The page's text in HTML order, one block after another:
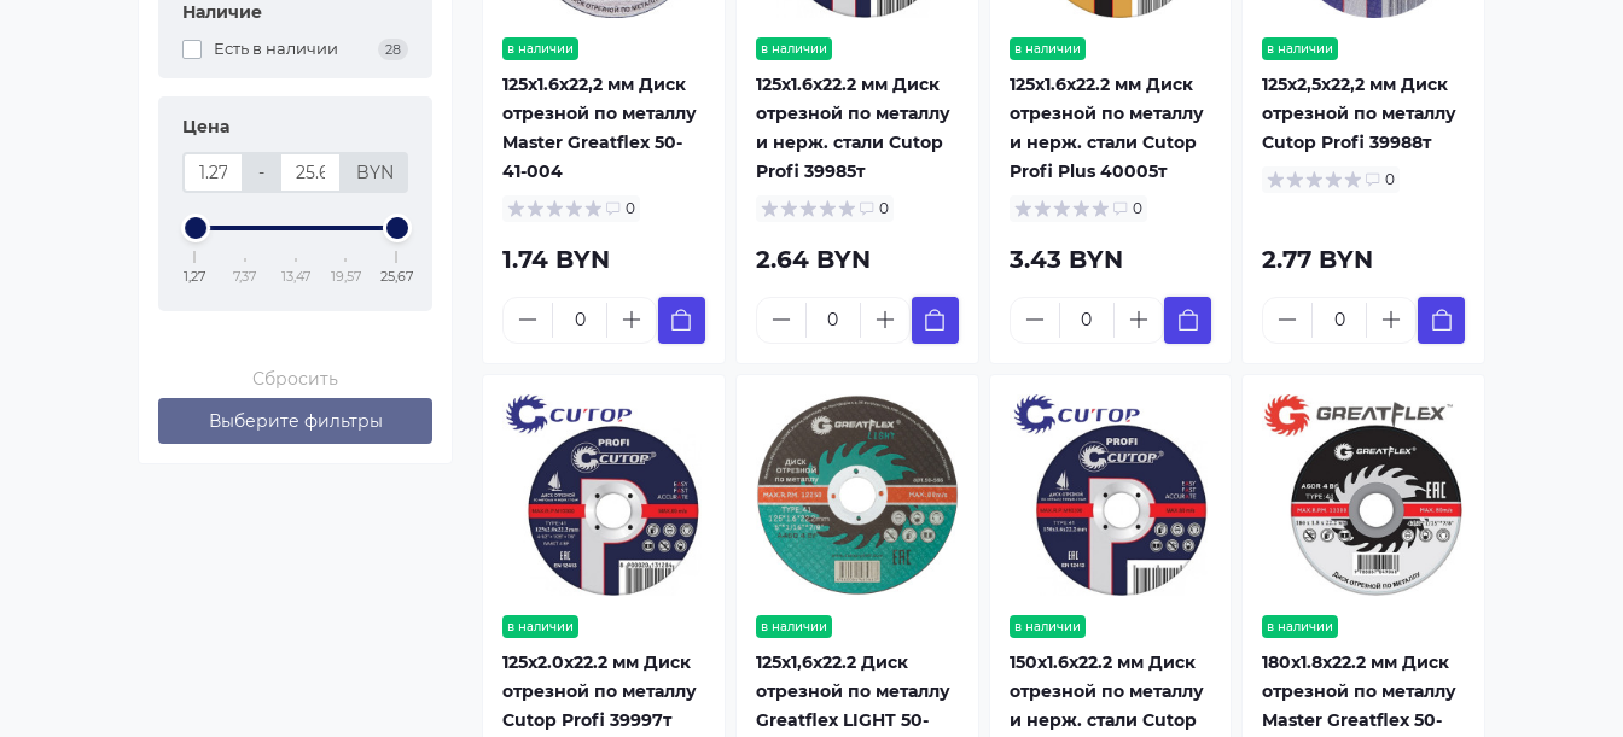
Наличие
Есть в наличии 28
Цена
- BYN
1,27 7,37 13,47 19,57 25,67
Сбросить
Выберите фильтры
в наличии
125x1.6x22,2 мм Диск
отрезной по металлу
Master Greatflex 50-
41-004
0
1.74 BYN
в наличии
125x1.6x22.2 мм Диск
отрезной по металлу
и нерж. стали Cutop
Profi 39985т
0
2.64 BYN
в наличии
125x1.6x22.2 мм Диск
отрезной по металлу
и нерж. стали Cutop
Profi Plus 40005т
0
3.43 BYN
в наличии
125x2,5x22,2 мм Диск
отрезной по металлу
Cutop Profi 39988т
0
2.77 BYN
в наличии
125x2.0x22.2 мм Диск
отрезной по металлу
Cutop Profi 39997т
в наличии
125х1,6х22.2 Диск
отрезной по металлу
Greatflex LIGHT 50-
в наличии
150x1.6x22.2 мм Диск
отрезной по металлу
и нерж. стали Cutop
в наличии
180x1.8x22.2 мм Диск
отрезной по металлу
Master Greatflex 50-